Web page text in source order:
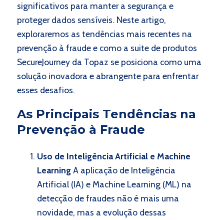
significativos para manter a segurança e
proteger dados sensíveis. Neste artigo,
exploraremos as tendências mais recentes na
prevenção à fraude e como a suite de produtos
SecureJourney da Topaz se posiciona como uma
solução inovadora e abrangente para enfrentar
esses desafios.
As Principais Tendências na
Prevenção à Fraude
Uso de Inteligência Artificial e Machine
LearningA aplicação de Inteligência
Artificial (IA) e Machine Learning (ML) na
detecção de fraudes não é mais uma
novidade, mas a evolução dessas